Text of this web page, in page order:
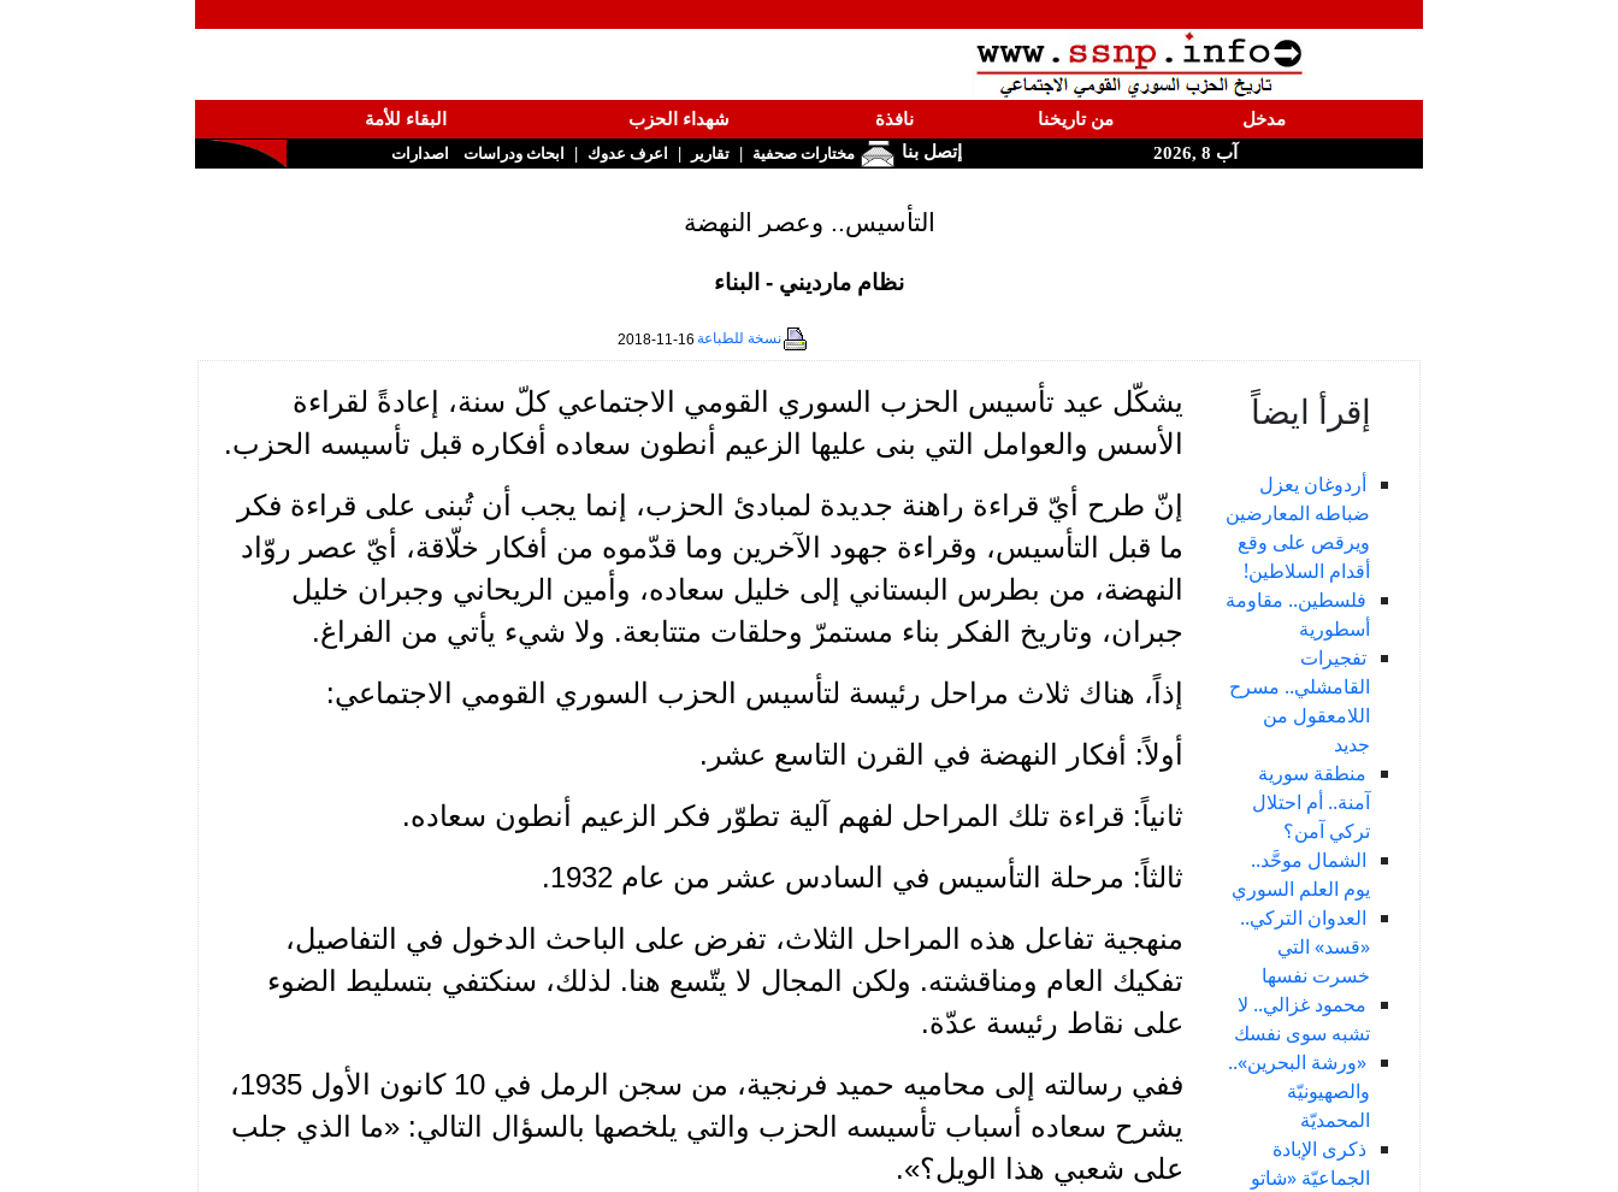
مدخل من تاريخنا نافذة شهداء الحزب
البقاء للأمة
آب 8 ,2026
إتصل بنا مختارات صحفية | تقارير | اعرف عدوك | ابحاث ودراسات اصدارات
التأسيس.. وعصر النهضة
نظام مارديني - البناء
نسخة للطباعة 2018-11-16
إقرأ ايضاً
أردوغان يعزل
ضباطه المعارضين
ويرقص على وقع
أقدام السلاطين!
فلسطين.. مقاومة
أسطورية
تفجيرات
القامشلي.. مسرح
اللامعقول من
جديد
منطقة سورية
آمنة.. أم احتلال
تركي آمن؟
الشمال موحَّد..
يوم العلم السوري
العدوان التركي..
«قسد» التي
خسرت نفسها
محمود غزالي.. لا
تشبه سوى نفسك
«ورشة البحرين»..
والصهيونيّة
المحمديّة
ذكرى الإبادة
الجماعيّة «شاتو
يشكّل عيد تأسيس الحزب السوري القومي الاجتماعي كلّ سنة، إعادةً لقراءة
الأسس والعوامل التي بنى عليها الزعيم أنطون سعاده أفكاره قبل تأسيسه الحزب.
إنّ طرح أيّ قراءة راهنة جديدة لمبادئ الحزب، إنما يجب أن تُبنى على قراءة فكر
ما قبل التأسيس، وقراءة جهود الآخرين وما قدّموه من أفكار خلّاقة، أيّ عصر روّاد
النهضة، من بطرس البستاني إلى خليل سعاده، وأمين الريحاني وجبران خليل
جبران، وتاريخ الفكر بناء مستمرّ وحلقات متتابعة. ولا شيء يأتي من الفراغ.
إذاً، هناك ثلاث مراحل رئيسة لتأسيس الحزب السوري القومي الاجتماعي:
أولاً: أفكار النهضة في القرن التاسع عشر.
ثانياً: قراءة تلك المراحل لفهم آلية تطوّر فكر الزعيم أنطون سعاده.
ثالثاً: مرحلة التأسيس في السادس عشر من عام 1932.
منهجية تفاعل هذه المراحل الثلاث، تفرض على الباحث الدخول في التفاصيل،
تفكيك العام ومناقشته. ولكن المجال لا يتّسع هنا. لذلك، سنكتفي بتسليط الضوء
على نقاط رئيسة عدّة.
ففي رسالته إلى محاميه حميد فرنجية، من سجن الرمل في 10 كانون الأول 1935،
يشرح سعاده أسباب تأسيسه الحزب والتي يلخصها بالسؤال التالي: «ما الذي جلب
على شعبي هذا الويل؟».